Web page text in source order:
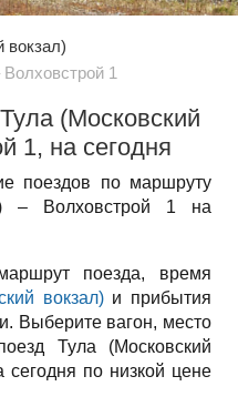
вокзал)
1
(Московский
1, на сегодня
поездов по маршруту
– Волховстрой 1 на
поезда, время
вокзал)и прибытия
Выберите вагон, место
Тула (Московский
сегодня по низкой цене